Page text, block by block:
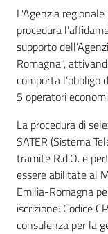
Descrizione
L'Agenzia
procedura
supporto
Romagna",
comporta l’obbligo
5 operatori
La procedura di
SATER (Sistema
tramite R.d.O. e
essere abilitate al
Emilia-Romagna
iscrizione: Codice
consulenza per la